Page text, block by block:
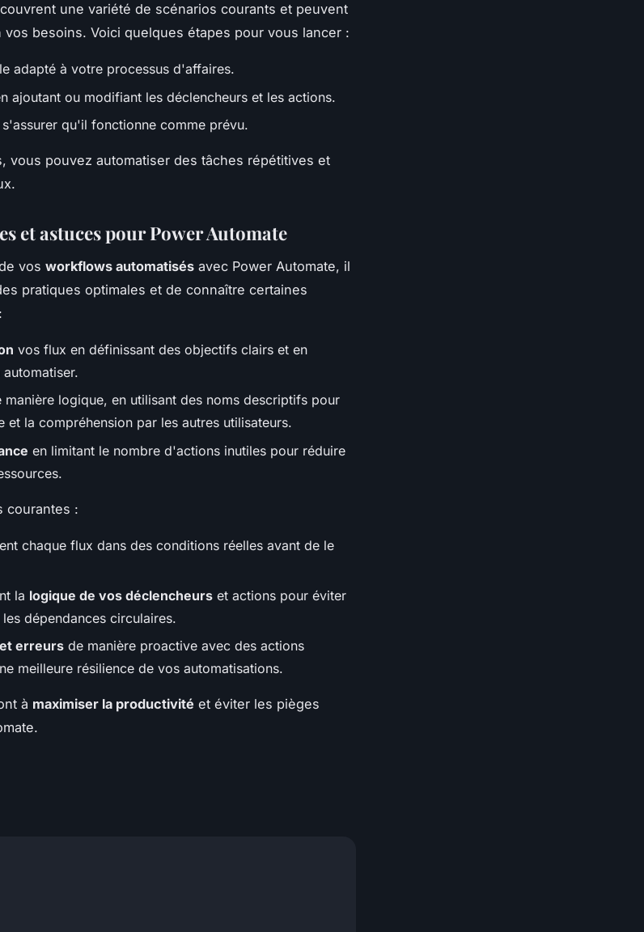
une variété de scénarios courants et peuvent
besoins. Voici quelques étapes pour vous lancer :
adapté à votre processus d'affaires.
ajoutant ou modifiant les déclencheurs et les actions.
qu'il fonctionne comme prévu.
vous pouvez automatiser des tâches répétitives et
et astuces pour Power Automate
vos workflows automatisés avec Power Automate, il
pratiques optimales et de connaître certaines
vos flux en définissant des objectifs clairs et en
manière logique, en utilisant des noms descriptifs pour
et la compréhension par les autres utilisateurs.
en limitant le nombre d'actions inutiles pour réduire
courantes :
chaque flux dans des conditions réelles avant de le
la logique de vos déclencheurs et actions pour éviter
dépendances circulaires.
erreurs de manière proactive avec des actions
meilleure résilience de vos automatisations.
à maximiser la productivité et éviter les pièges